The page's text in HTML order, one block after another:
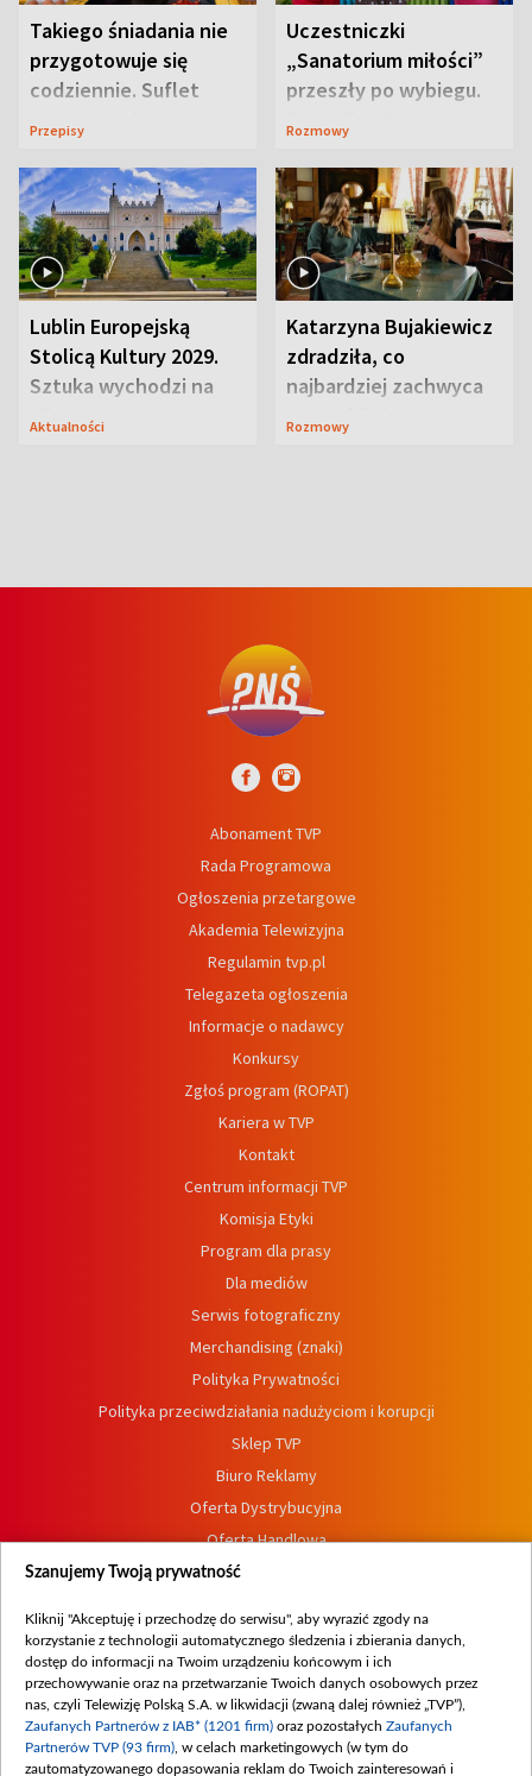
Takiego śniadania nie
przygotowuje się
codziennie. Suflet
serowy zachwyca
Przepisy
Uczestniczki
„Sanatorium miłości”
przeszły po wybiegu.
Te stylizacje
Rozmowy
Lublin Europejską
Stolicą Kultury 2029.
Sztuka wychodzi na
ulice
Aktualności
Katarzyna Bujakiewicz
zdradziła, co
najbardziej zachwyca
ją w Lublinie
Rozmowy
Abonament TVP
Rada Programowa
Ogłoszenia przetargowe
Akademia Telewizyjna
Regulamin tvp.pl
Telegazeta ogłoszenia
Informacje o nadawcy
Konkursy
Zgłoś program (ROPAT)
Kariera w TVP
Kontakt
Centrum informacji TVP
Komisja Etyki
Program dla prasy
Dla mediów
Serwis fotograficzny
Merchandising (znaki)
Polityka Prywatności
Polityka przeciwdziałania nadużyciom i korupcji
Sklep TVP
Biuro Reklamy
Oferta Dystrybucyjna
Oferta Handlowa
Dostępność
Procedura zgłoszeń wewnętrznych
Szanujemy Twoją prywatność
Kliknij "Akceptuję i przechodzę do serwisu", aby wyrazić zgody na
korzystanie z technologii automatycznego śledzenia i zbierania danych,
dostęp do informacji na Twoim urządzeniu końcowym i ich
przechowywanie oraz na przetwarzanie Twoich danych osobowych przez
nas, czyli Telewizję Polską S.A. w likwidacji (zwaną dalej również „TVP”),
Zaufanych Partnerów z IAB* (1201 firm) oraz pozostałych Zaufanych
Partnerów TVP (93 firm) , w celach marketingowych (w tym do
zautomatyzowanego dopasowania reklam do Twoich zainteresowań i